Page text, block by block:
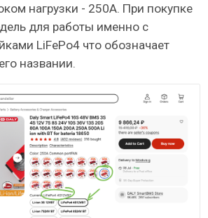
нагрузки - 250А. При покупке
для работы именно с
LiFePo4 что обозначает
названии.